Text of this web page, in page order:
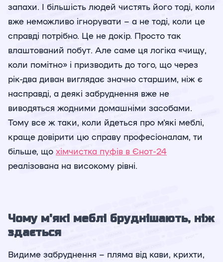
запахи. І більшість людей чистять його тоді, коли
вже неможливо ігнорувати – а не тоді, коли це
справді потрібно. Це не докір. Просто так
влаштований побут. Але саме ця логіка «чищу,
коли помітно» і призводить до того, що через
рік-два диван виглядає значно старшим, ніж є
насправді, а деякі забруднення вже не
виводяться жодними домашніми засобами.
Тому все ж таки, коли йдеться про м'які меблі,
краще довірити цю справу професіоналам, ти
більше, що хімчистка пуфів в Єнот-24
реалізована на високому рівні.
Чому м'які меблі бруднішають, ніж
здається
Видиме забруднення – пляма від кави, крихти,